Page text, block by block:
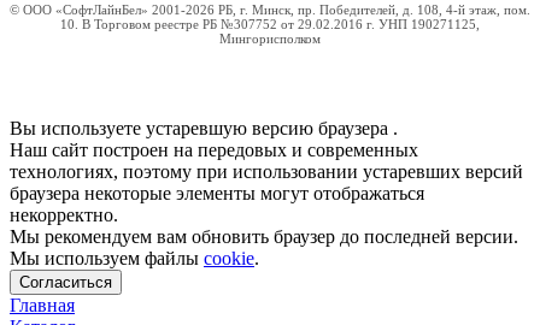
© ООО «СофтЛайнБел» 2001-2026 РБ, г. Минск, пр. Победителей, д. 108, 4-й этаж, пом.
10. В Торговом реестре РБ №307752 от 29.02.2016 г. УНП 190271125,
Мингорисполком
Вы используете устаревшую версию браузера .
Наш сайт построен на передовых и современных
технологиях, поэтому при использовании устаревших версий
браузера некоторые элементы могут отображаться
некорректно.
Мы рекомендуем вам обновить браузер до последней версии.
Мы используем файлы cookie.
Согласиться
Главная